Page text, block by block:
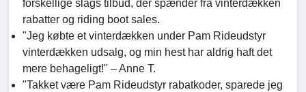
forskellige slags tilbud, der spænder fra vinterdækken
rabatter og riding boot sales.
"Jeg købte et vinterdækken under Pam Rideudstyr
vinterdækken udsalg, og min hest har aldrig haft det
mere behageligt!" – Anne T.
"Takket være Pam Rideudstyr rabatkoder, sparede jeg